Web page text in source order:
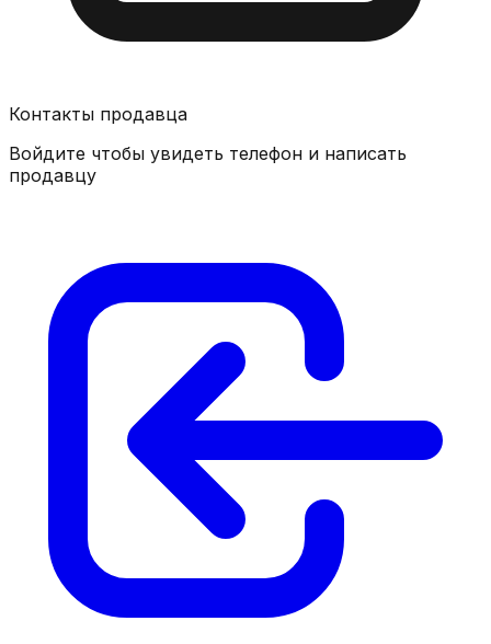
Контакты продавца
Войдите чтобы увидеть телефон и написать
продавцу